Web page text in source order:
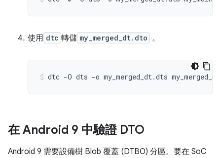
使用 dtc 轉儲 my_merged_dt.dto 。
在 Android 9 中驗證 DTO
Android 9 需要設備樹 Blob 覆蓋 (DTBO) 分區。要在 SoC